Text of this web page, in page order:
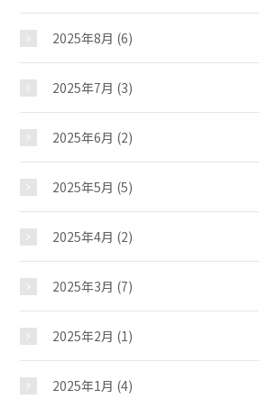
2025年8月 (6)
2025年7月 (3)
2025年6月 (2)
2025年5月 (5)
2025年4月 (2)
2025年3月 (7)
2025年2月 (1)
2025年1月 (4)